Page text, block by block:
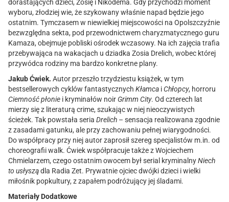
dorastających dzieci, Zosię i Nikodema. Gdy przychodzi moment
wyboru, złodziej wie, że szykowany właśnie napad będzie jego
ostatnim. Tymczasem w niewielkiej miejscowości na Opolszczyźnie
bezwzględna sekta, pod przewodnictwem charyzmatycznego guru
Kamaza, obejmuje pobliskiośrodek wczasowy. Na ich zajęcia trafia
przebywająca na wakacjach u dziadka Zosia Drelich, wobec której
przywódca rodziny ma bardzo konkretne plany.
Jakub Ćwiek. Autor przeszło trzydziestu książek, w tym
bestsellerowych cyklów fantastycznych Kłamca iChłopcy, horroru
Ciemność płonie i kryminałów noir Grimm City. Od czterech lat
mierzy się z literaturą crime, szukając w niej nieoczywistych
ścieżek. Tak powstała seria Drelich – sensacja realizowana zgodnie
z zasadami gatunku, ale przy zachowaniu pełnej wiarygodności.
Do współpracy przy niej autor zaprosił szereg specjalistów m.in. od
choreografii walk. Ćwiek współpracuje także z Wojciechem
Chmielarzem, czego ostatnim owocem był serial kryminalnyNiech
to usłysządla Radia Zet. Prywatnie ojciec dwójki dzieci i wielki
miłośnik popkultury, z zapałem podróżujący jej śladami.
Materiały Dodatkowe